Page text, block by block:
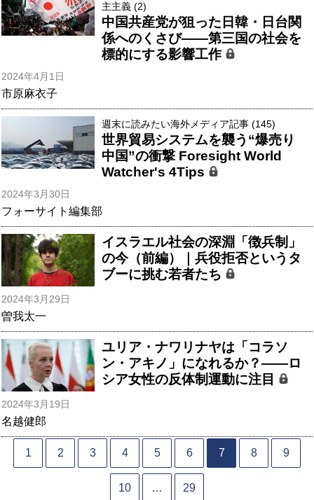
主主義 (2)
中国共産党が狙った日韓・日台関
係へのくさび――第三国の社会を
標的にする影響工作
2024年4月1日
市原麻衣子
週末に読みたい海外メディア記事 (145)
世界貿易システムを襲う“爆売り
中国”の衝撃 Foresight World
Watcher's 4Tips
2024年3月30日
フォーサイト編集部
イスラエル社会の深淵「徴兵制」
の今（前編）｜兵役拒否というタ
ブーに挑む若者たち
2024年3月29日
曽我太一
ユリア・ナワリナヤは「コラソ
ン・アキノ」になれるか？――ロ
シア女性の反体制運動に注目
2024年3月19日
名越健郎
1 2 3 4 5 6 7 8 9
10 … 29